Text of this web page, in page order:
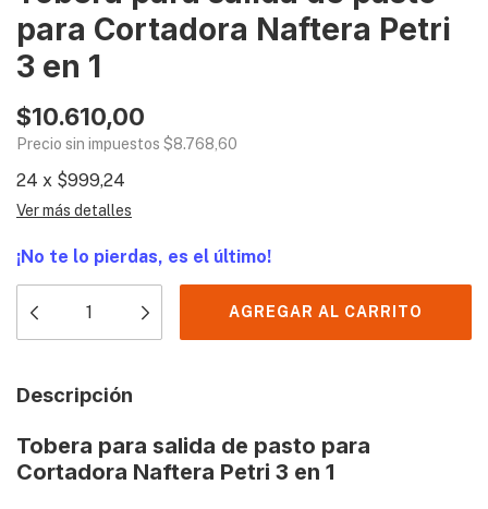
para Cortadora Naftera Petri
3 en 1
$10.610,00
Precio sin impuestos $8.768,60
24 x $999,24
Ver más detalles
¡No te lo pierdas, es el último!
Descripción
Tobera para salida de pasto para
Cortadora Naftera Petri 3 en 1